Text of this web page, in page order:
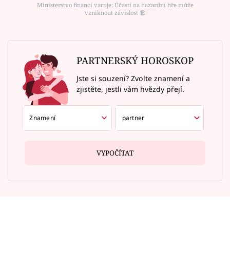
Ministerstvo financí varuje: Účastí na hazardní hře může
vzniknout závislost ⑱
PARTNERSKÝ HOROSKOP
Jste si souzení? Zvolte znamení a
zjistěte, jestli vám hvězdy přejí.
VYPOČÍTAT